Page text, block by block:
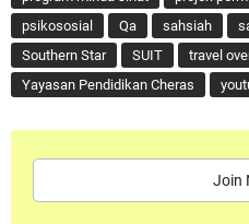
psikososial
Qa sahsiah
Southern Star
SUIT travel
Yayasan Pendidikan Cheras
Join